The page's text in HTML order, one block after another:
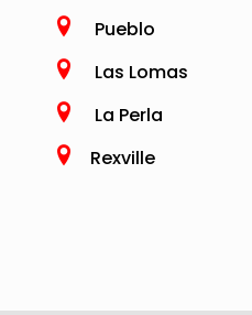
Pueblo
Las Lomas
La Perla
Rexville